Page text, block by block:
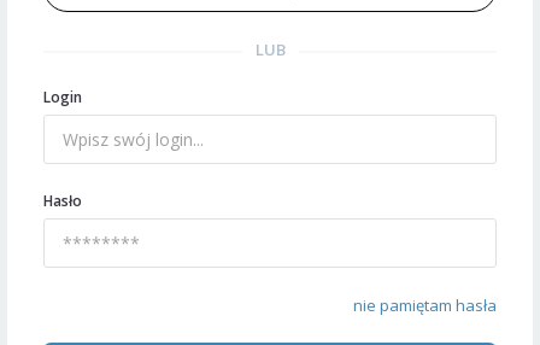
LUB
Login
Hasło
nie pamiętam hasła